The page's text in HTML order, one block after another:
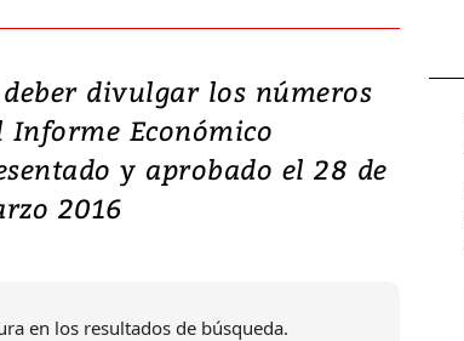
deber divulgar los números
Informe Económico
y aprobado el 28 de
2016
en los resultados de búsqueda.
Video, Japón: Terremoto
deja heridos y graves
daños en Kumamoto